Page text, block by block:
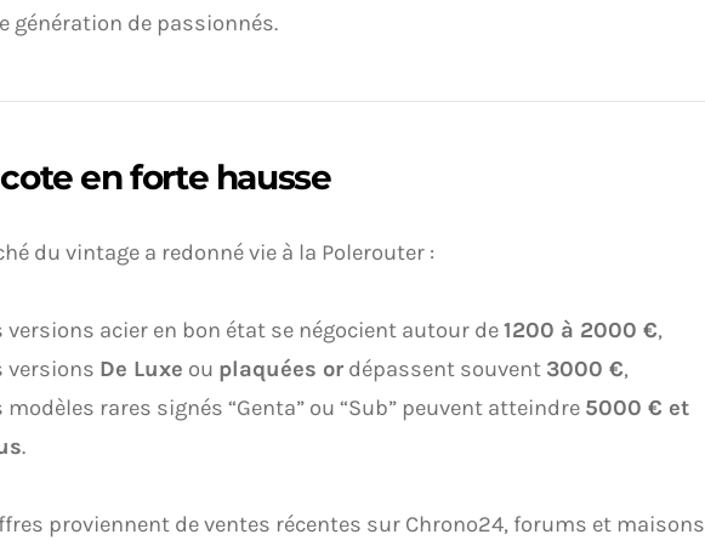
génération de passionnés.
en forte hausse
du vintage a redonné vie à la Polerouter :
versions acier en bon état se négocient autour de1200 à 2000 €,
versions De Luxe ou plaquées or dépassent souvent 3000 €,
modèles rares signés “Genta” ou “Sub” peuvent atteindre 5000 € et
.
proviennent de ventes récentes sur Chrono24, forums et maisons